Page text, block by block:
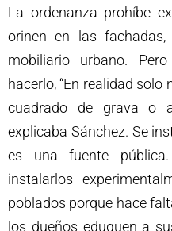
La ordenanza prohíbe
orinen en las
mobiliario urbano.
hacerlo, “En realidad
cuadrado de grava o
explicaba Sánchez. Se
es una fuente
instalarlos
poblados porque hace
los dueños eduquen a